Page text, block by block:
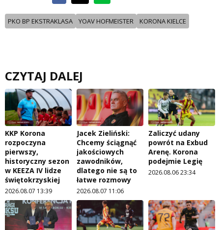
PKO BP EKSTRAKLASA YOAV HOFMEISTER KORONA KIELCE
CZYTAJ DALEJ
KKP Korona
rozpoczyna
pierwszy,
historyczny sezon
w KEEZA IV lidze
świętokrzyskiej
2026.08.07 13:39
Jacek Zieliński:
Chcemy ściągnąć
jakościowych
zawodników,
dlatego nie są to
łatwe rozmowy
2026.08.07 11:06
Zaliczyć udany
powrót na Exbud
Arenę. Korona
podejmie Legię
2026.08.06 23:34